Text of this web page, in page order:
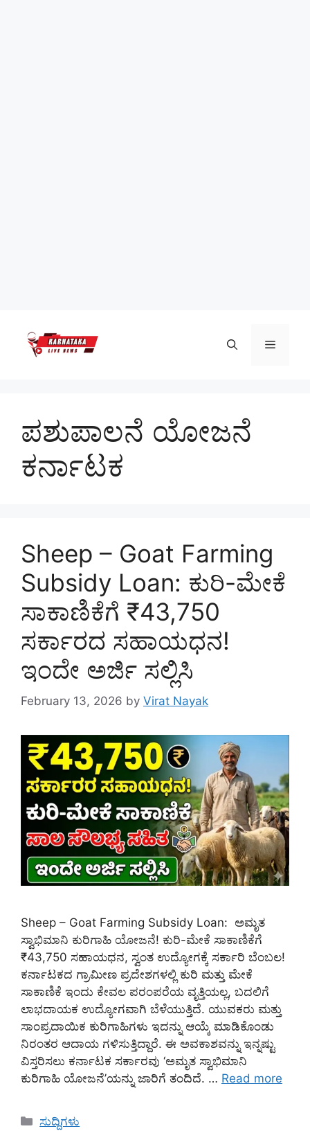
content
Menu
ಪಶುಪಾಲನೆ ಯೋಜನೆ
ಕರ್ನಾಟಕ
Sheep – Goat Farming
Subsidy Loan: ಕುರಿ-ಮೇಕೆ
ಸಾಕಾಣಿಕೆಗೆ ₹43,750
ಸರ್ಕಾರದ ಸಹಾಯಧನ!
ಇಂದೇ ಅರ್ಜಿ ಸಲ್ಲಿಸಿ
February 13, 2026 by Virat Nayak
Sheep – Goat Farming Subsidy Loan: ಅಮೃತ
ಸ್ವಾಭಿಮಾನಿ ಕುರಿಗಾಹಿ ಯೋಜನೆ! ಕುರಿ-ಮೇಕೆ ಸಾಕಾಣಿಕೆಗೆ
₹43,750 ಸಹಾಯಧನ, ಸ್ವಂತ ಉದ್ಯೋಗಕ್ಕೆ ಸರ್ಕಾರಿ ಬೆಂಬಲ!
ಕರ್ನಾಟಕದ ಗ್ರಾಮೀಣ ಪ್ರದೇಶಗಳಲ್ಲಿ ಕುರಿ ಮತ್ತು ಮೇಕೆ
ಸಾಕಾಣಿಕೆ ಇಂದು ಕೇವಲ ಪರಂಪರೆಯ ವೃತ್ತಿಯಲ್ಲ, ಬದಲಿಗೆ
ಲಾಭದಾಯಕ ಉದ್ಯೋಗವಾಗಿ ಬೆಳೆಯುತ್ತಿದೆ. ಯುವಕರು ಮತ್ತು
ಸಾಂಪ್ರದಾಯಿಕ ಕುರಿಗಾಹಿಗಳು ಇದನ್ನು ಆಯ್ಕೆ ಮಾಡಿಕೊಂಡು
ನಿರಂತರ ಆದಾಯ ಗಳಿಸುತ್ತಿದ್ದಾರೆ. ಈ ಅವಕಾಶವನ್ನು ಇನ್ನಷ್ಟು
ವಿಸ್ತರಿಸಲು ಕರ್ನಾಟಕ ಸರ್ಕಾರವು ‘ಅಮೃತ ಸ್ವಾಭಿಮಾನಿ
ಕುರಿಗಾಹಿ ಯೋಜನೆ’ಯನ್ನು ಜಾರಿಗೆ ತಂದಿದೆ. … Read more
Categories
ಸುದ್ದಿಗಳು